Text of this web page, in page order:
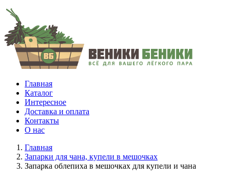
Главная
Каталог
Интересное
Доставка и оплата
Контакты
О нас
Главная
Запарки для чана, купели в мешочках
Запарка облепиха в мешочках для купели и чана